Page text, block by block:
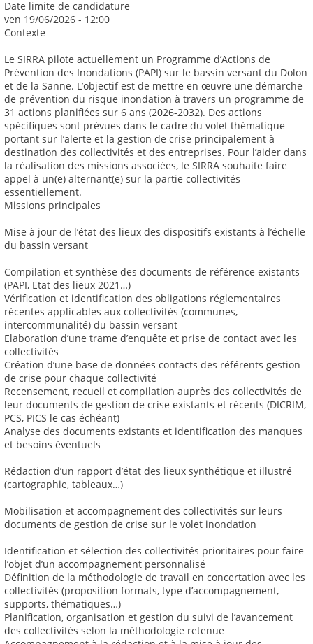
Date limite de candidature
ven 19/06/2026 - 12:00
Contexte
Le SIRRA pilote actuellement un Programme d’Actions de
Prévention des Inondations (PAPI) sur le bassin versant du Dolon
et de la Sanne. L’objectif est de mettre en œuvre une démarche
de prévention du risque inondation à travers un programme de
31 actions planifiées sur 6 ans (2026-2032). Des actions
spécifiques sont prévues dans le cadre du volet thématique
portant sur l’alerte et la gestion de crise principalement à
destination des collectivités et des entreprises. Pour l’aider dans
la réalisation des missions associées, le SIRRA souhaite faire
appel à un(e) alternant(e) sur la partie collectivités
essentiellement.
Missions principales
Mise à jour de l’état des lieux des dispositifs existants à l’échelle
du bassin versant
Compilation et synthèse des documents de référence existants
(PAPI, Etat des lieux 2021…)
Vérification et identification des obligations réglementaires
récentes applicables aux collectivités (communes,
intercommunalité) du bassin versant
Elaboration d’une trame d’enquête et prise de contact avec les
collectivités
Création d’une base de données contacts des référents gestion
de crise pour chaque collectivité
Recensement, recueil et compilation auprès des collectivités de
leur documents de gestion de crise existants et récents (DICRIM,
PCS, PICS le cas échéant)
Analyse des documents existants et identification des manques
et besoins éventuels
Rédaction d’un rapport d’état des lieux synthétique et illustré
(cartographie, tableaux…)
Mobilisation et accompagnement des collectivités sur leurs
documents de gestion de crise sur le volet inondation
Identification et sélection des collectivités prioritaires pour faire
l’objet d’un accompagnement personnalisé
Définition de la méthodologie de travail en concertation avec les
collectivités (proposition formats, type d’accompagnement,
supports, thématiques…)
Planification, organisation et gestion du suivi de l’avancement
des collectivités selon la méthodologie retenue